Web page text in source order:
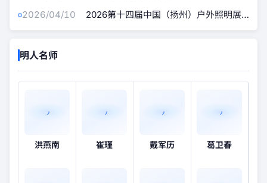
2026/04/10
2026第十四届中国（扬州）户外照明展
览会
明人名师
洪燕南 崔瑾 戴军历 葛卫春